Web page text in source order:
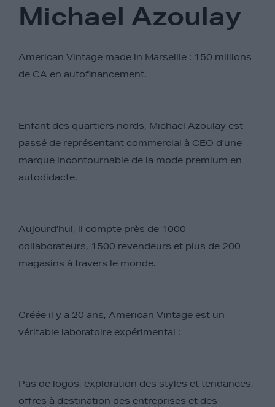
Michael Azoulay
American Vintage made in Marseille : 150 millions
de CA en autofinancement.
Enfant des quartiers nords, Michael Azoulay est
passé de représentant commercial à CEO d’une
marque incontournable de la mode premium en
autodidacte.
Aujourd’hui, il compte près de 1000
collaborateurs, 1500 revendeurs et plus de 200
magasins à travers le monde.
Créée il y a 20 ans, American Vintage est un
véritable laboratoire expérimental :
Pas de logos, exploration des styles et tendances,
offres à destination des entreprises et des